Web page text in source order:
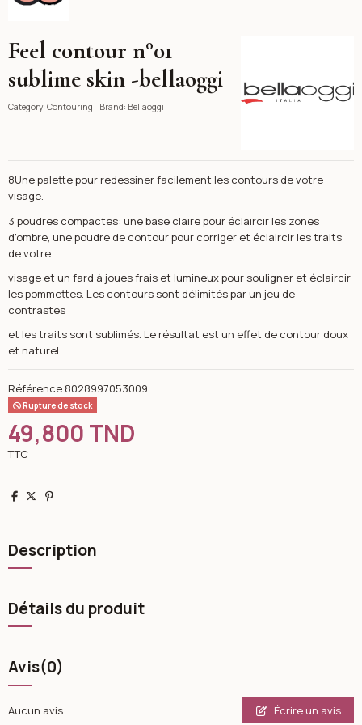
Feel contour n°01
sublime skin -bellaoggi
Category: Contouring Brand: Bellaoggi
8Une palette pour redessiner facilement les contours de votre
visage.
3 poudres compactes: une base claire pour éclaircir les zones
d'ombre, une poudre de contour pour corriger et éclaircir les traits
de votre
visage et un fard à joues frais et lumineux pour souligner et éclaircir
les pommettes. Les contours sont délimités par un jeu de
contrastes
et les traits sont sublimés. Le résultat est un effet de contour doux
et naturel.
Référence 8028997053009
Rupture de stock
49,800 TND
TTC
Partager
TweetPinterest
Description
Détails du produit
Avis(0)
Aucun avis Écrire un avis